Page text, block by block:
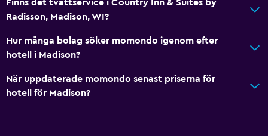
Vardagsrum
Telefon
Kök
Finns det tvättservice i Country Inn & Suites by
Radisson, Madison, WI?
Hur många bolag söker momondo igenom efter
hotell i Madison?
När uppdaterade momondo senast priserna för
hotell för Madison?